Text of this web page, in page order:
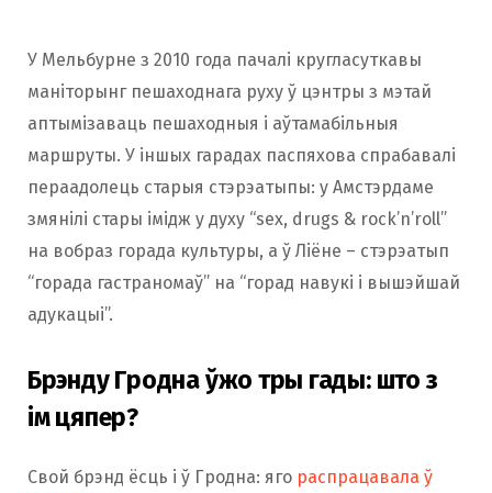
У Мельбурне з 2010 года пачалі кругласуткавы
маніторынг пешаходнага руху ў цэнтры з мэтай
аптымізаваць пешаходныя і аўтамабільныя
маршруты. У іншых гарадах паспяхова спрабавалі
пераадолець старыя стэрэатыпы: у Амстэрдаме
змянілі стары імідж у духу “sex, drugs & rock’n’roll”
на вобраз горада культуры, а ў Ліёне – стэрэатып
“горада гастраномаў” на “горад навукі і вышэйшай
адукацыі”.
Брэнду Гродна ўжо тры гады: што з
ім цяпер?
Свой брэнд ёсць і ў Гродна: яго распрацавала ў